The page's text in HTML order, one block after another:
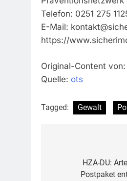
Telefon: 0251 275
E-Mail:
https://
Original-Content
Quelle: ots
Tagged: Gewalt
HZA-DU:
Postpaket